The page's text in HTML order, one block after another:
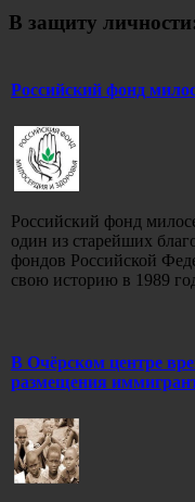
В защиту
Российский фонд
Российский фонд
один из старейших
фондов Российской
свою историю в 1989
В Очёрском центре
размещения